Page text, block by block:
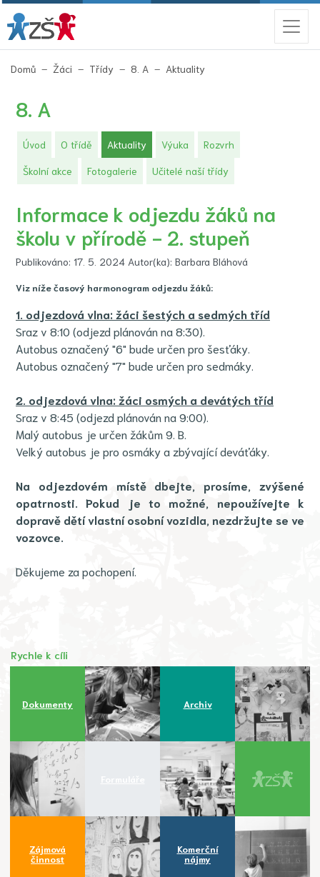
Domů Žáci Třídy 8. A Aktuality
8. A
Úvod O třídě Aktuality(aktuální)
Výuka Rozvrh
Školní akce Fotogalerie Učitelé naší třídy
Informace k odjezdu žáků na
školu v přírodě - 2. stupeň
Publikováno: 17. 5. 2024 Autor(ka): Barbara Bláhová
Viz níže časový harmonogram odjezdu žáků:
1. odjezdová ​vlna: žáci šestých a sedmých tříd
Sraz v 8:10 (odjezd plánován na 8:30).
Autobus označený "6" bude určen pro šesťáky.
Autobus označený "7" bude určen pro sedmáky.
2. odjezdová vlna: žáci osmých a devátých tříd
Sraz v 8:45 (odjezd plánován na 9:00).
Malý autobus je určen žákům 9. B.
Velký autobus je pro osmáky a zbývající deváťáky.
Na odjezdovém místě dbejte, prosíme, zvýšené
opatrnosti. Pokud je to možné, nepoužívejte k
dopravě dětí vlastní osobní vozidla, nezdržujte se ve
vozovce.
Děkujeme za pochopení.
Rychle k cíli
Dokumenty Archiv
Zájmová
činnost
Komerční
nájmy